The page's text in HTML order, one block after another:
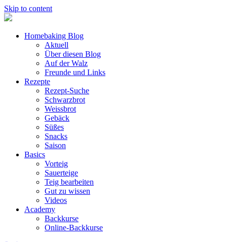
Skip to content
Homebaking Blog
Aktuell
Über diesen Blog
Auf der Walz
Freunde und Links
Rezepte
Rezept-Suche
Schwarzbrot
Weissbrot
Gebäck
Süßes
Snacks
Saison
Basics
Vorteig
Sauerteige
Teig bearbeiten
Gut zu wissen
Videos
Academy
Backkurse
Online-Backkurse